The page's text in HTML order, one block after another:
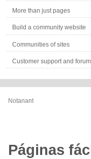
More than just pages
Build a community website
Communities of sites
Customer support and
Notanant
Páginas